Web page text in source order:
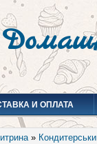
И ОПЛАТА
»